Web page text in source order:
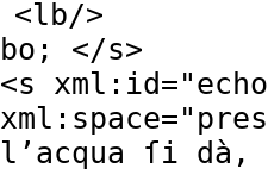
<lb/>
bo; </s>
<s xml:id="
xml:space="
l’acqua ſi dà,